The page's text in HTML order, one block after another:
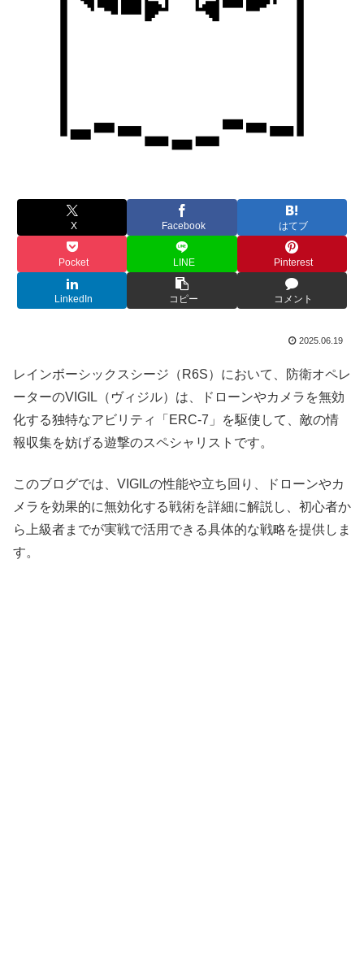
X Facebook はてブ
Pocket LINE Pinterest
LinkedIn コピー コメント
2025.06.19
レインボーシックスシージ（R6S）において、防衛オペレ
ーターのVIGIL（ヴィジル）は、ドローンやカメラを無効
化する独特なアビリティ「ERC-7」を駆使して、敵の情
報収集を妨げる遊撃のスペシャリストです。
このブログでは、VIGILの性能や立ち回り、ドローンやカ
メラを効果的に無効化する戦術を詳細に解説し、初心者か
ら上級者までが実戦で活用できる具体的な戦略を提供しま
す。